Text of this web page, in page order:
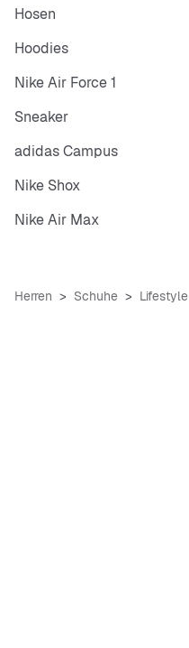
Hosen
Hoodies
Nike Air Force 1
Sneaker
adidas Campus
Nike Shox
Nike Air Max
Herren Schuhe Lifestyle